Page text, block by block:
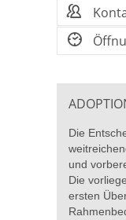
Die
und
Die
ersten